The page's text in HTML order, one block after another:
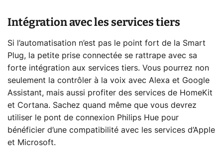
Intégration avec les services tiers
Si l’automatisation n’est pas le point fort de la Smart
Plug, la petite prise connectée se rattrape avec sa
forte intégration aux services tiers. Vous pourrez non
seulement la contrôler à la voix avec Alexa et Google
Assistant, mais aussi profiter des services de HomeKit
et Cortana. Sachez quand même que vous devrez
utiliser le pont de connexion Philips Hue pour
bénéficier d’une compatibilité avec les services d’Apple
et Microsoft.